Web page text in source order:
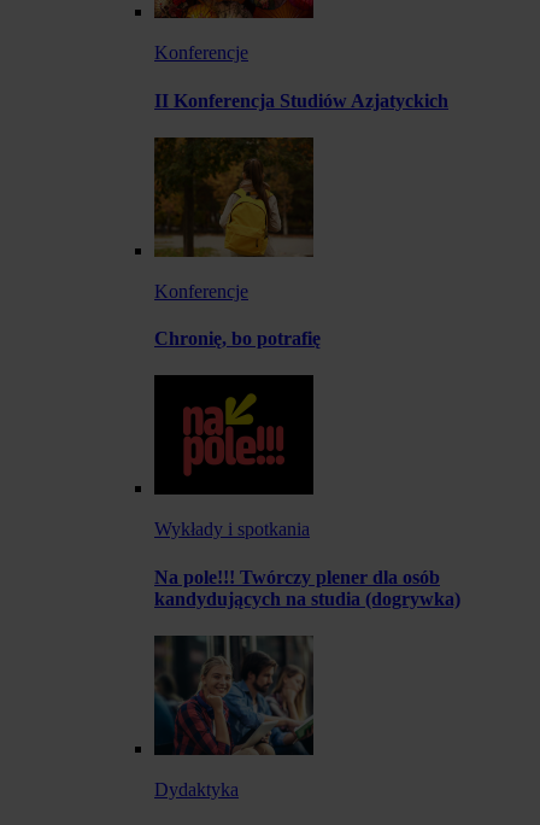
Konferencje
II Konferencja Studiów Azjatyckich
Konferencje
Chronię, bo potrafię
Wykłady i spotkania
Na pole!!! Twórczy plener dla osób
kandydujących na studia (dogrywka)
Dydaktyka